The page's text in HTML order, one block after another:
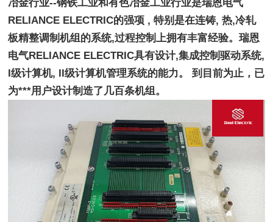
冶金行业--钢铁工业和有色冶金工业行业是瑞恩电气
RELIANCE ELECTRIC的强项 , 特别是在连铸, 热,冷轧
板精整调制机组的系统,过程控制上拥有丰富经验。瑞恩
电气RELIANCE ELECTRIC具有设计,集成控制驱动系统,
I级计算机, II级计算机管理系统的能力。 到目前为止，已
为***用户设计制造了几百条机组。